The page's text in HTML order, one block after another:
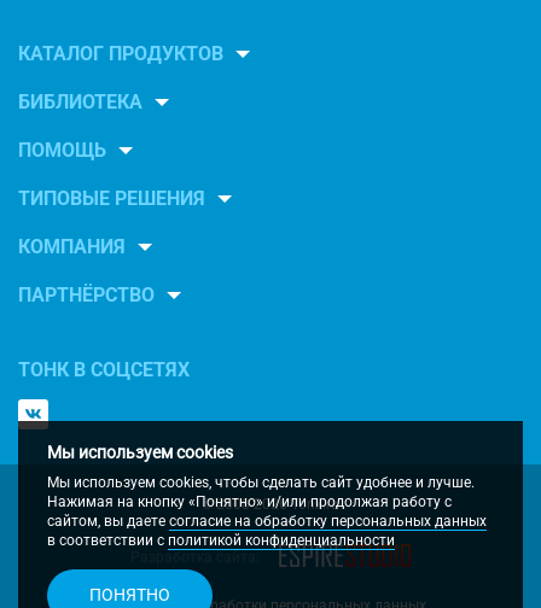
КАТАЛОГ ПРОДУКТОВ
БИБЛИОТЕКА
ПОМОЩЬ
ТИПОВЫЕ РЕШЕНИЯ
КОМПАНИЯ
ПАРТНЁРСТВО
ТОНК В СОЦСЕТЯХ
© 2000-2026 Tonk.ru
Мы используем cookies
Мы используем cookies, чтобы сделать сайт удобнее и лучше.
Нажимая на кнопку «Понятно» и/или продолжая работу с
сайтом, вы даете согласие на обработку персональных данных
в соответствии с политикой конфиденциальности
ПОНЯТНО